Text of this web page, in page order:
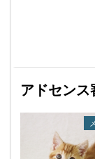
アドセンス